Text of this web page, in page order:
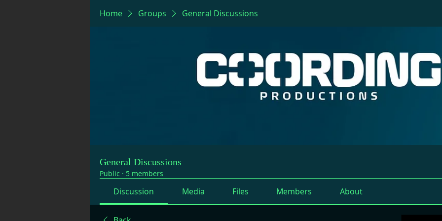
Home Groups General Discussions
General Discussions
Public · 5 members
Discussion Media Files Members About